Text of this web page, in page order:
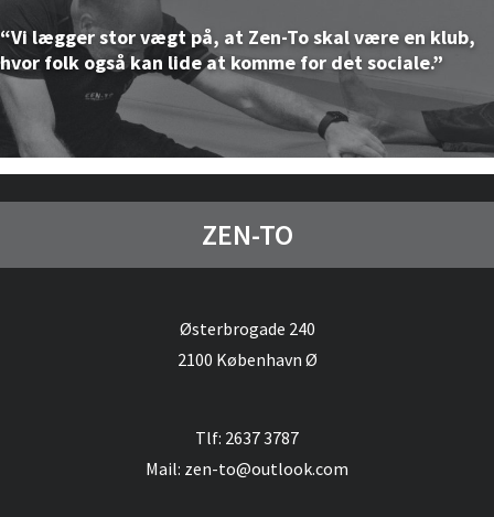
“Vi lægger stor vægt på, at Zen-To skal være en klub,
hvor folk også kan lide at komme for det sociale.”
“Vi lægger stor vægt på, at Zen-To skal være en klub,
hvor folk også kan lide at komme for det sociale.”
“Vi lægger stor vægt på, at Zen-To skal være en klub,
hvor folk også kan lide at komme for det sociale.”
“Vi lægger stor vægt på, at Zen-To skal være en klub,
hvor folk også kan lide at komme for det sociale.”
ZEN-TO
Østerbrogade 240
2100 København Ø
Tlf: 2637 3787
Mail: zen-to@outlook.com